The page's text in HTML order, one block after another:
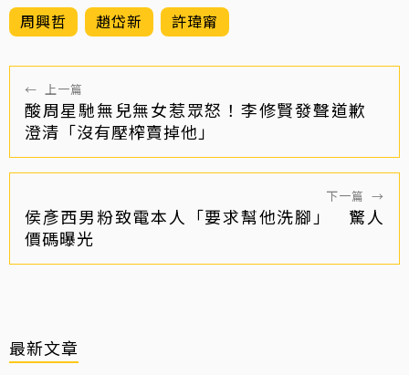
周興哲 趙岱新 許瑋甯
← 上一篇
酸周星馳無兒無女惹眾怒！李修賢發聲道歉
澄清「沒有壓榨賣掉他」
下一篇 →
侯彥西男粉致電本人「要求幫他洗腳」 驚人
價碼曝光
最新文章